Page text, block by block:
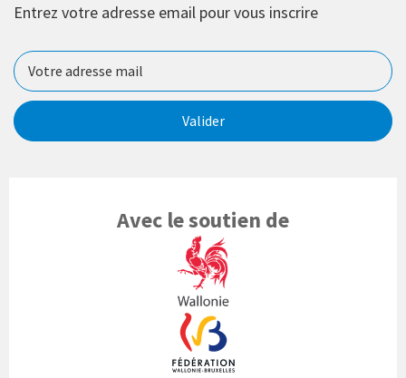
Entrez votre adresse email pour vous inscrire
Valider
Avec le soutien de